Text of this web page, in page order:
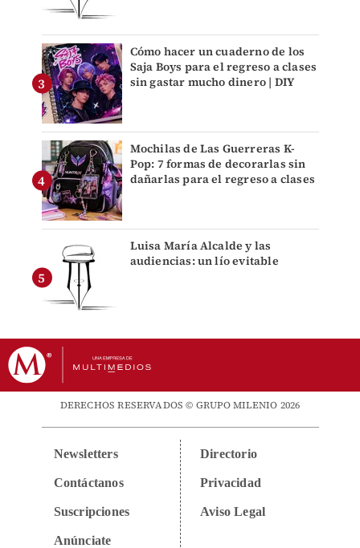
Cómo hacer un cuaderno de los
Saja Boys para el regreso a clases
sin gastar mucho dinero | DIY
Mochilas de Las Guerreras K-
Pop: 7 formas de decorarlas sin
dañarlas para el regreso a clases
Luisa María Alcalde y las
audiencias: un lío evitable
DERECHOS RESERVADOS © GRUPO MILENIO 2026
Newsletters
Contáctanos
Suscripciones
Anúnciate
Directorio
Privacidad
Aviso Legal